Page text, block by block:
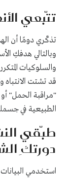
تتّبعي
تذكّري دومًا أن
وبالتالي هدفكِ
والسلوكيات
قد تشتت
"مراقبة الحمل"
الطبيعية في
طبّقي
دورتكِ
استخدمي